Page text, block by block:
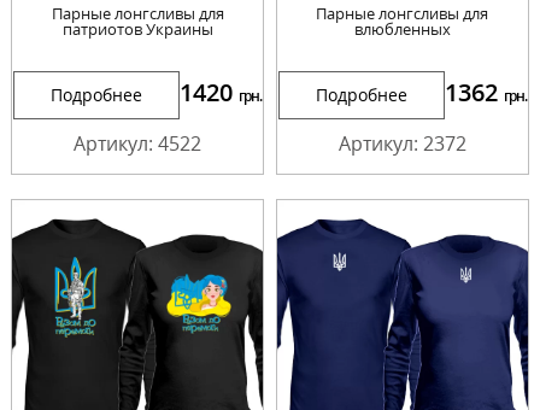
Парные лонгсливы для
патриотов Украины
Подробнее 1420 грн.
Артикул: 4522
Парные лонгсливы для
влюбленных
Подробнее 1362 грн.
Артикул: 2372